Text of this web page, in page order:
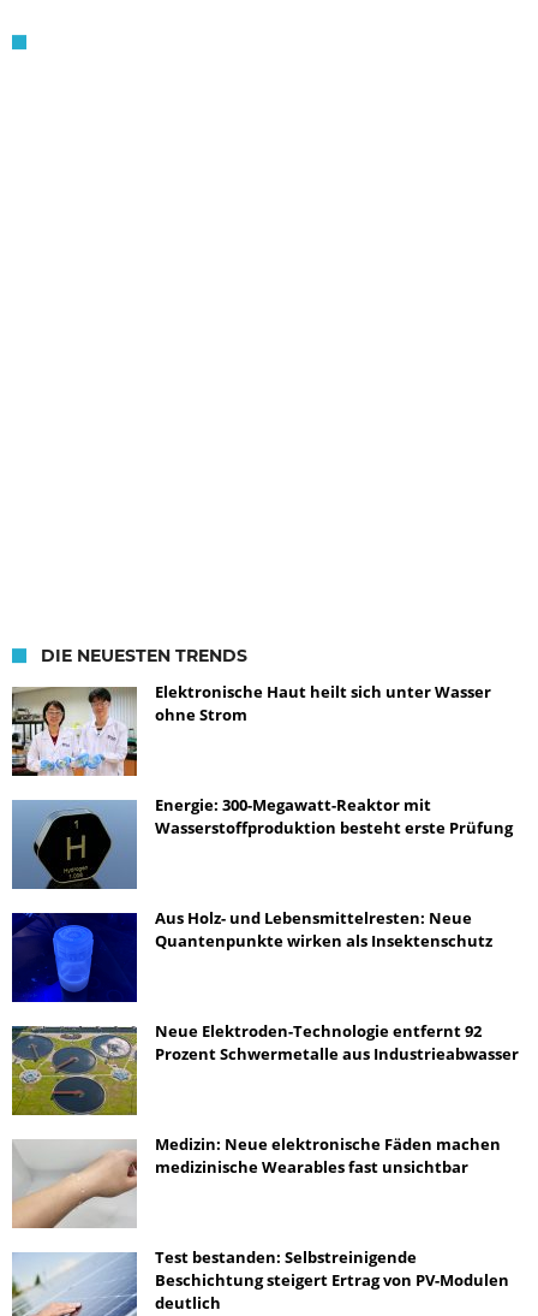
DIE NEUESTEN TRENDS
Elektronische Haut heilt sich unter Wasser
ohne Strom
Energie: 300-Megawatt-Reaktor mit
Wasserstoffproduktion besteht erste Prüfung
Aus Holz- und Lebensmittelresten: Neue
Quantenpunkte wirken als Insektenschutz
Neue Elektroden-Technologie entfernt 92
Prozent Schwermetalle aus Industrieabwasser
Medizin: Neue elektronische Fäden machen
medizinische Wearables fast unsichtbar
Test bestanden: Selbstreinigende
Beschichtung steigert Ertrag von PV-Modulen
deutlich